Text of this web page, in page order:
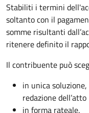
Stabiliti i termini
soltanto con il
somme risultanti
ritenere definito il
Il contribuente può
in unica
redazione dell’atto
in forma rateale.